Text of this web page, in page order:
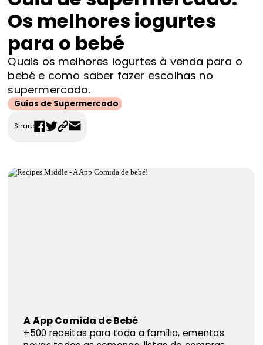
FAQS
Contactos
Os melhores iogurtes
para o bebé
Quais os melhores iogurtes à venda para o
bebé e como saber fazer escolhas no
supermercado.
Guias de Supermercado
Share
A App Comida de Bebé
+500 receitas para toda a família, ementas